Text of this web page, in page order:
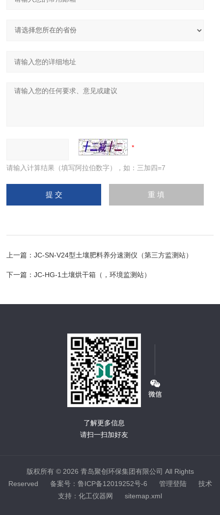
请输入计算结果（填写阿拉伯数字），如：三加四=7
上一篇：JC-SN-V24型土壤肥料养分速测仪（第三方监测站）
下一篇：JC-HG-1土壤烘干箱（，环境监测站）
了解更多信息
请扫一扫加好友
版权所有 © 2026 青岛聚创环保集团有限公司 All Rights
Reserved 备案号：鲁ICP备12019252号-6 管理登陆技术
支持： 化工仪器网 sitemap.xml